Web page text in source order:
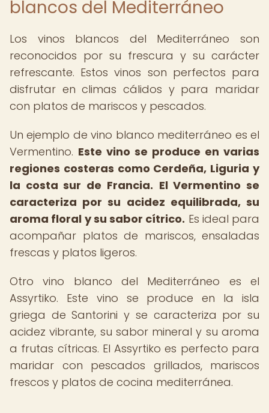
blancos del Mediterráneo
Los vinos blancos del Mediterráneo son
reconocidos por su frescura y su carácter
refrescante. Estos vinos son perfectos para
disfrutar en climas cálidos y para maridar
con platos de mariscos y pescados.
Un ejemplo de vino blanco mediterráneo es el
Vermentino. Este vino se produce en varias
regiones costeras como Cerdeña, Liguria y
la costa sur de Francia. El Vermentino se
caracteriza por su acidez equilibrada, su
aroma floral y su sabor cítrico. Es ideal para
acompañar platos de mariscos, ensaladas
frescas y platos ligeros.
Otro vino blanco del Mediterráneo es el
Assyrtiko. Este vino se produce en la isla
griega de Santorini y se caracteriza por su
acidez vibrante, su sabor mineral y su aroma
a frutas cítricas. El Assyrtiko es perfecto para
maridar con pescados grillados, mariscos
frescos y platos de cocina mediterránea.